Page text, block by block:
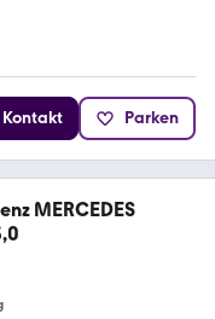
Kontakt Parken
MERCEDES
CDI 3,0